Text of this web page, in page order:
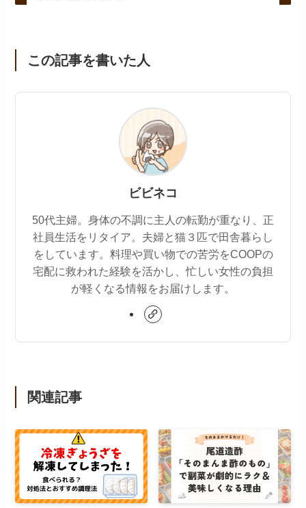
この記事を書いた人
ビビネコ
50代主婦。身体の不調に主人の転勤が重なり、正
社員生活をリタイア。夫婦と猫３匹で田舎暮らし
をしています。料理や買い物での苦労をCOOPの
宅配に救われた経験を活かし、忙しい女性の負担
が軽くなる情報をお届けします。
関連記事